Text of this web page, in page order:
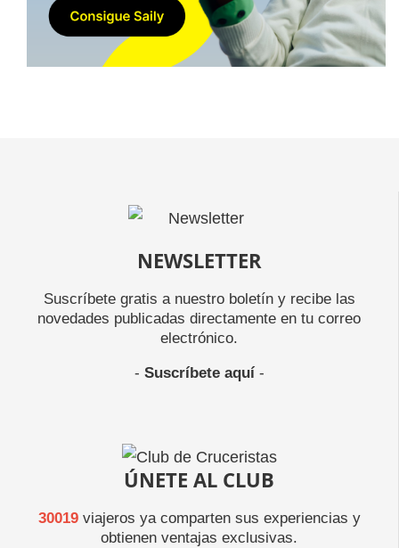
NEWSLETTER
Suscríbete gratis a nuestro boletín y recibe las
novedades publicadas directamente en tu correo
electrónico.
- Suscríbete aquí-
ÚNETE AL CLUB
30019viajeros ya comparten sus experiencias y
obtienen ventajas exclusivas.